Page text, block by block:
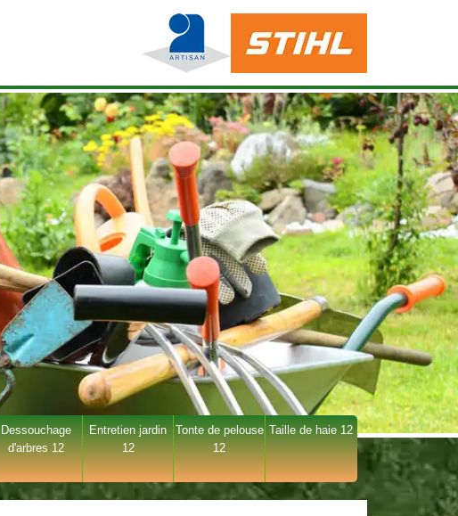
Dessouchage
d'arbres 12
Entretien jardin
12
Tonte de pelouse
12
Taille de haie 12